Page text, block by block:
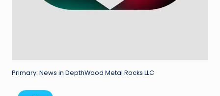
Primary: News in DepthWood Metal Rocks LLC